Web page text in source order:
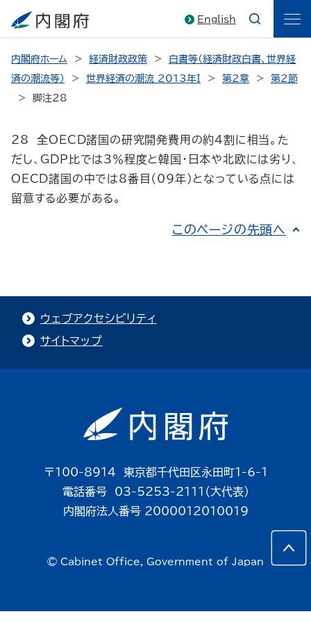
English
内閣府ホーム 経済財政政策
白書等（経済財政白書、世界経
済の潮流等）
世界経済の潮流 2013年I 第2章
第2節
脚注28
28 全OECD諸国の研究開発費用の約4割に相当。た
だし、GDP比では3％程度と韓国・日本や北欧には劣り、
OECD諸国の中では8番目（09年）となっている点には
留意する必要がある。
このページの先頭へ
ウェブアクセシビリティ
サイトマップ
〒100-8914 東京都千代田区永田町1-6-1
電話番号 03-5253-2111（大代表）
内閣府法人番号 2000012010019
© Cabinet Office, Government of Japan